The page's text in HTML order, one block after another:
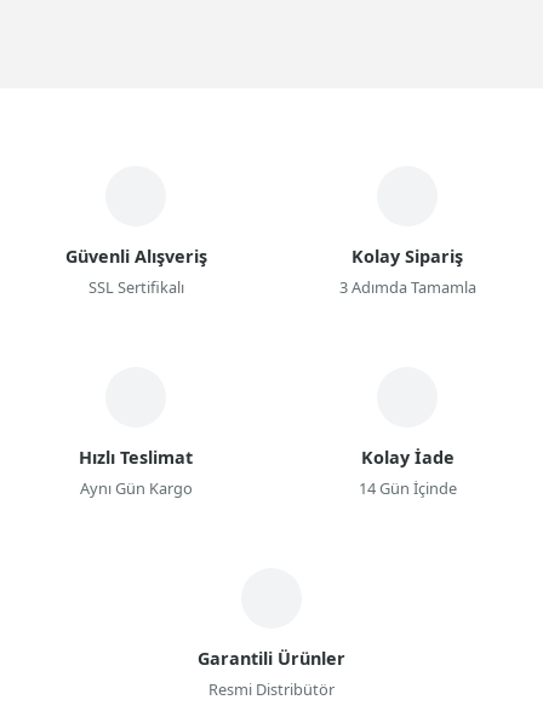
Güvenli Alışveriş
SSL Sertifikalı
Kolay Sipariş
3 Adımda Tamamla
Hızlı Teslimat
Aynı Gün Kargo
Kolay İade
14 Gün İçinde
Garantili Ürünler
Resmi Distribütör